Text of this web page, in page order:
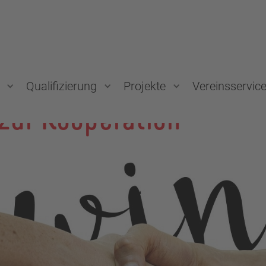
Qualifizierung Projekte Vereinsservice
Kooperation